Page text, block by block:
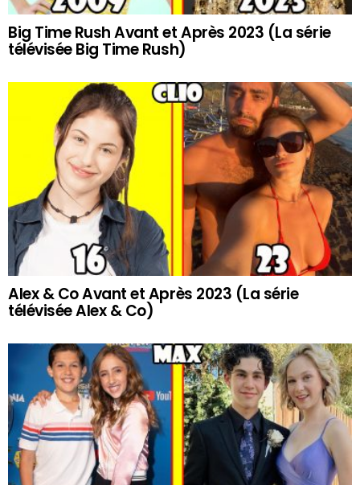
Big Time Rush Avant et Après 2023 (La série
télévisée Big Time Rush)
Alex & Co Avant et Après 2023 (La série
télévisée Alex & Co)